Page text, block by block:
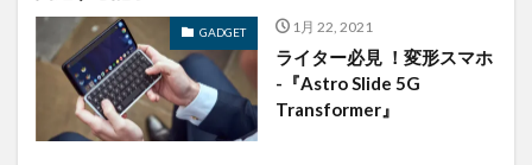
GADGET 1月 22, 2021
ライター必見 ！変形スマホ
-『Astro Slide 5G
Transformer』